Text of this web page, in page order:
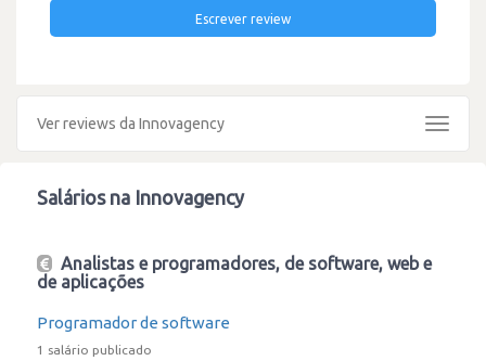
Escrever review
Ver reviews da Innovagency
Toggle
Salários na Innovagency
Analistas e programadores, de software, web e
de aplicações
Programador de software
1 salário publicado